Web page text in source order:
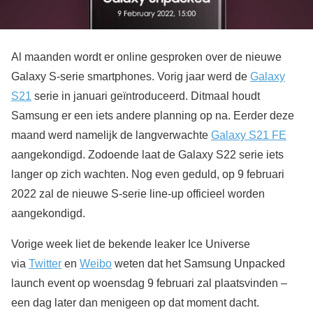
Al maanden wordt er online gesproken over de nieuwe
Galaxy S-serie smartphones. Vorig jaar werd de Galaxy
S21 serie in januari geïntroduceerd. Ditmaal houdt
Samsung er een iets andere planning op na. Eerder deze
maand werd namelijk de langverwachte Galaxy S21 FE
aangekondigd. Zodoende laat de Galaxy S22 serie iets
langer op zich wachten. Nog even geduld, op 9 februari
2022 zal de nieuwe S-serie line-up officieel worden
aangekondigd.
Vorige week liet de bekende leaker Ice Universe
via Twitter en Weibo weten dat het Samsung Unpacked
launch event op woensdag 9 februari zal plaatsvinden –
een dag later dan menigeen op dat moment dacht.